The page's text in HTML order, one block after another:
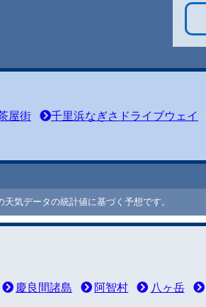
屋街 千里浜なぎさドライブウェイ
気データの統計値に基づく予想です。
慶良間諸島 阿智村 八ヶ岳